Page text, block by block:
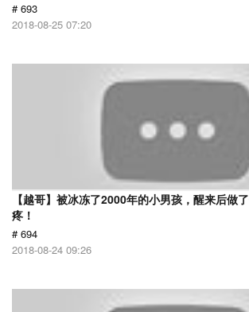
# 693
2018-08-25 07:20
【越哥】被冰冻了2000年的小男孩，醒来后做
疼！
# 694
2018-08-24 09:26